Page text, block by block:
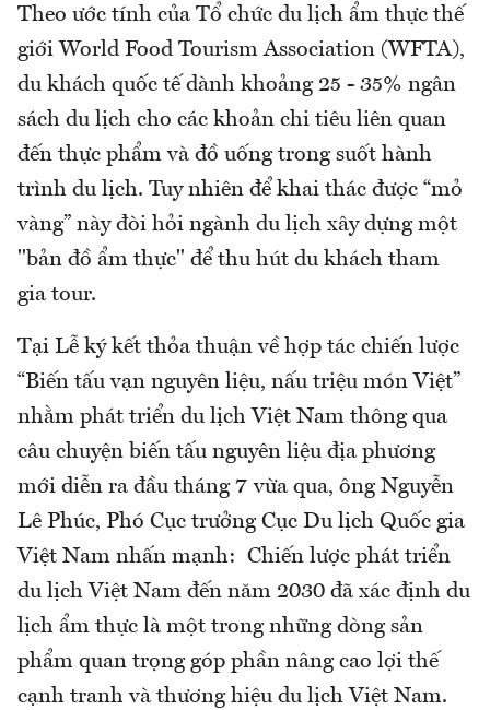
Theo ước tính của Tổ chức du lịch ẩm thực thế
giới World Food Tourism Association (WFTA),
du khách quốc tế dành khoảng 25 - 35% ngân
sách du lịch cho các khoản chi tiêu liên quan
đến thực phẩm và đồ uống trong suốt hành
trình du lịch. Tuy nhiên để khai thác được “mỏ
vàng” này đòi hỏi ngành du lịch xây dựng một
"bản đồ ẩm thực" để thu hút du khách tham
gia tour.
Tại Lễ ký kết thỏa thuận về hợp tác chiến lược
“Biến tấu vạn nguyên liệu, nấu triệu món Việt”
nhằm phát triển du lịch Việt Nam thông qua
câu chuyện biến tấu nguyên liệu địa phương
mới diễn ra đầu tháng 7 vừa qua, ông Nguyễn
Lê Phúc, Phó Cục trưởng Cục Du lịch Quốc gia
Việt Nam nhấn mạnh: Chiến lược phát triển
du lịch Việt Nam đến năm 2030 đã xác định du
lịch ẩm thực là một trong những dòng sản
phẩm quan trọng góp phần nâng cao lợi thế
cạnh tranh và thương hiệu du lịch Việt Nam.